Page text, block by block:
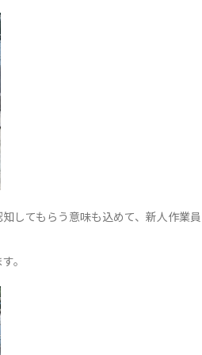
してもらう意味も込めて、新人作業員
。